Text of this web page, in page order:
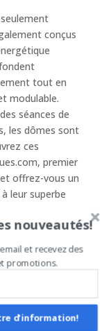
conçus
tout en
modulable.
séances de
les dômes sont
ces
premier
offrez-vous un
leur superbe
unique
chaleur et une
nouveautés!
et recevez des
promotions.
d'information!